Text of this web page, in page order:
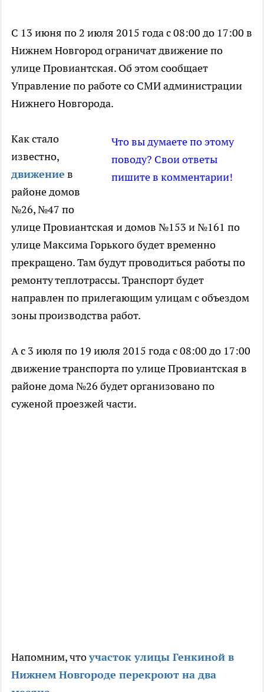
С 13 июня по 2 июля 2015 года с 08:00 до 17:00 в
Нижнем Новгород ограничат движение по
улице Провиантская. Об этом сообщает
Управление по работе со СМИ администрации
Нижнего Новгорода.
Что вы думаете по этому
поводу? Свои ответы
пишите в комментарии!
Как стало
известно,
движение в
районе домов
№26, №47 по
улице Провиантская и домов №153 и №161 по
улице Максима Горького будет временно
прекращено. Там будут проводиться работы по
ремонту теплотрассы. Транспорт будет
направлен по прилегающим улицам с объездом
зоны производства работ.
А с 3 июля по 19 июля 2015 года с 08:00 до 17:00
движение транспорта по улице Провиантская в
районе дома №26 будет организовано по
суженой проезжей части.
Напомним, чтоучасток улицы Генкиной в
Нижнем Новгороде перекроют на два